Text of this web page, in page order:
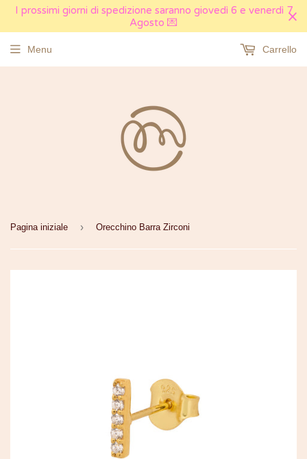
I prossimi giorni di spedizione saranno giovedì 6 e venerdì 7
Agosto 💌
Menu Carrello
Pagina iniziale › Orecchino Barra Zirconi